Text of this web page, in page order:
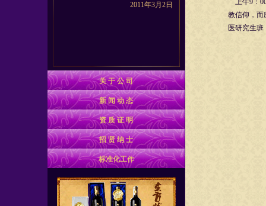
2011年3月2日
关 于 公 司
新 闻 动 态
资 质 证 明
招 贤 纳 士
标准化工作
上午9：
教信仰，而
医研究生